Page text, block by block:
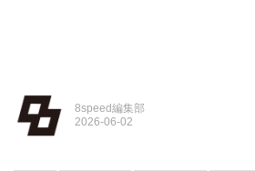
8speed編集部